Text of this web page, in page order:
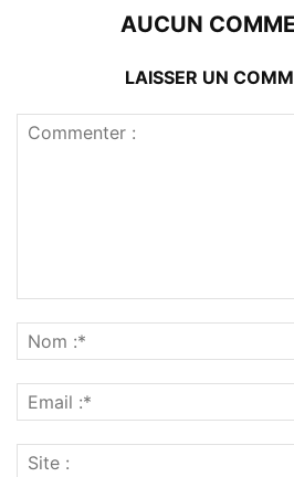
AUCUN
LAISSER UN